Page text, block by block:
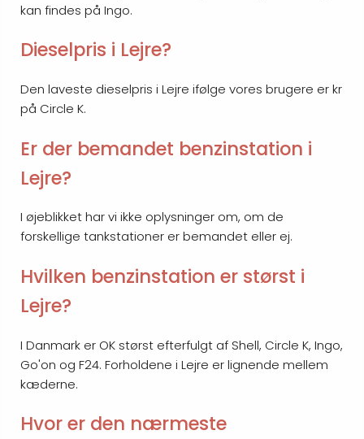
kan findes på Ingo.
Dieselpris i Lejre?
Den laveste dieselpris i Lejre ifølge vores brugere er kr
på Circle K.
Er der bemandet benzinstation i
Lejre?
I øjeblikket har vi ikke oplysninger om, om de
forskellige tankstationer er bemandet eller ej.
Hvilken benzinstation er størst i
Lejre?
I Danmark er OK størst efterfulgt af Shell, Circle K, Ingo,
Go'on og F24. Forholdene i Lejre er lignende mellem
kæderne.
Hvor er den nærmeste